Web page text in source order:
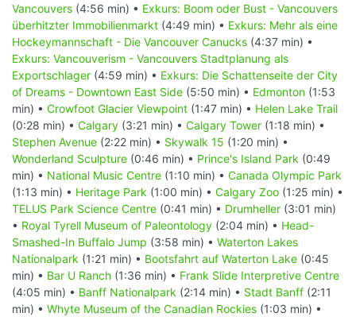
Vancouvers (4:56 min) • Exkurs: Boom oder Bust - Vancouvers
überhitzter Immobilienmarkt (4:49 min) • Exkurs: Mehr als eine
Hockeymannschaft - Die Vancouver Canucks (4:37 min) •
Exkurs: Vancouverism - Vancouvers Stadtplanung als
Exportschlager (4:59 min) • Exkurs: Die Schattenseite der City
of Dreams - Downtown East Side (5:50 min) • Edmonton (1:53
min) • Crowfoot Glacier Viewpoint (1:47 min) • Helen Lake Trail
(0:28 min) • Calgary (3:21 min) • Calgary Tower (1:18 min) •
Stephen Avenue (2:22 min) • Skywalk 15 (1:20 min) •
Wonderland Sculpture (0:46 min) • Prince's Island Park (0:49
min) • National Music Centre (1:10 min) • Canada Olympic Park
(1:13 min) • Heritage Park (1:00 min) • Calgary Zoo (1:25 min) •
TELUS Park Science Centre (0:41 min) • Drumheller (3:01 min)
• Royal Tyrell Museum of Paleontology (2:04 min) • Head-
Smashed-In Buffalo Jump (3:58 min) • Waterton Lakes
Nationalpark (1:21 min) • Bootsfahrt auf Waterton Lake (0:45
min) • Bar U Ranch (1:36 min) • Frank Slide Interpretive Centre
(4:05 min) • Banff Nationalpark (2:14 min) • Stadt Banff (2:11
min) • Whyte Museum of the Canadian Rockies (1:03 min) •